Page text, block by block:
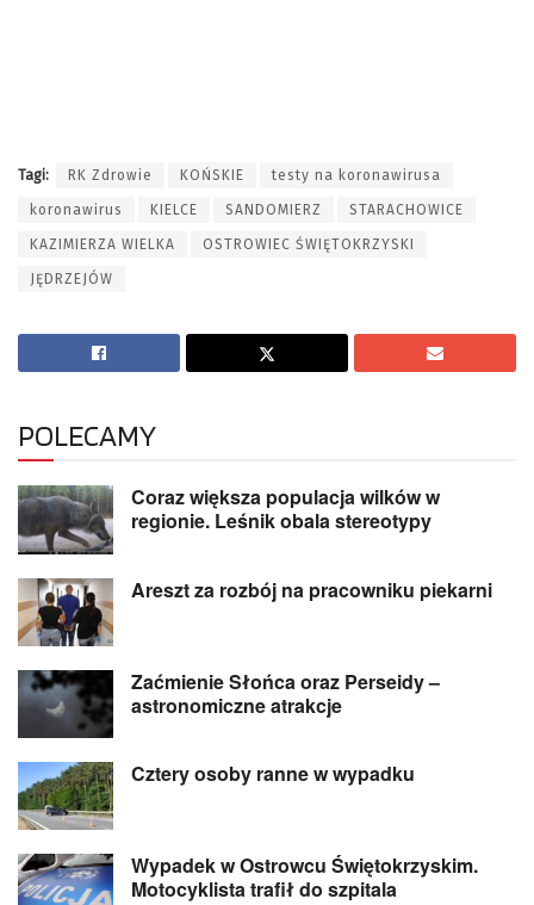
Tagi: RK Zdrowie KOŃSKIE testy na koronawirusa
koronawirus KIELCE SANDOMIERZ STARACHOWICE
KAZIMIERZA WIELKA OSTROWIEC ŚWIĘTOKRZYSKI
JĘDRZEJÓW
POLECAMY
Coraz większa populacja wilków w
regionie. Leśnik obala stereotypy
Areszt za rozbój na pracowniku piekarni
Zaćmienie Słońca oraz Perseidy –
astronomiczne atrakcje
Cztery osoby ranne w wypadku
Wypadek w Ostrowcu Świętokrzyskim.
Motocyklista trafił do szpitala